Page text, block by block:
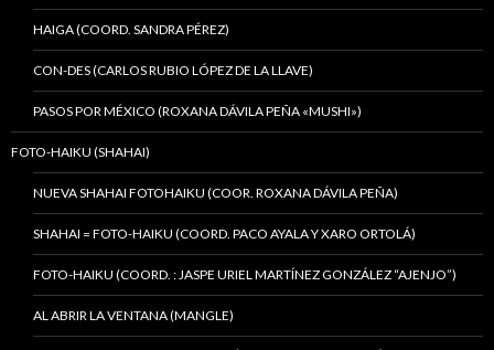
HAIGA (COORD. SANDRA PÉREZ)
CON-DES (CARLOS RUBIO LÓPEZ DE LA LLAVE)
PASOS POR MÉXICO (ROXANA DÁVILA PEÑA «MUSHI»)
FOTO-HAIKU (SHAHAI)
NUEVA SHAHAI FOTOHAIKU (COOR. ROXANA DÁVILA PEÑA)
SHAHAI = FOTO-HAIKU (COORD. PACO AYALA Y XARO ORTOLÁ)
FOTO-HAIKU (COORD. : JASPE URIEL MARTÍNEZ GONZÁLEZ “AJENJO”)
AL ABRIR LA VENTANA (MANGLE)